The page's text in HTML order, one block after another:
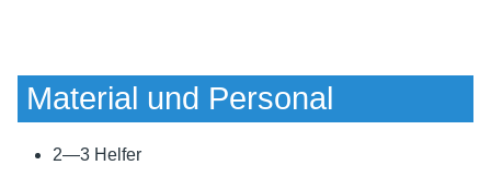
Material und Personal
2—3 Helfer